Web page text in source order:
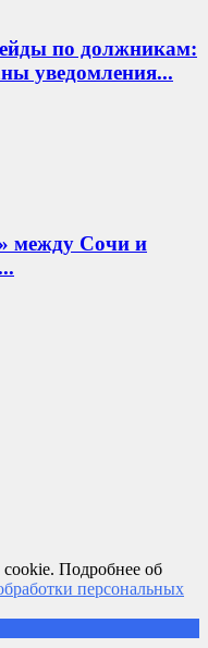
по должникам:
уведомления...
между Сочи и
Подробнее об
персональных